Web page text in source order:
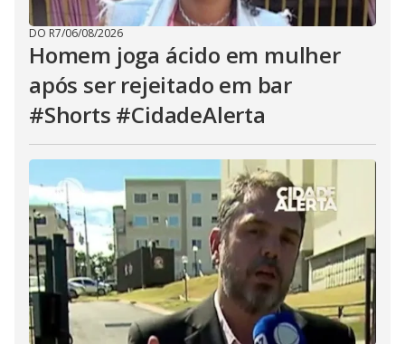
DO R7/06/08/2026
Homem joga ácido em mulher
após ser rejeitado em bar
#Shorts #CidadeAlerta